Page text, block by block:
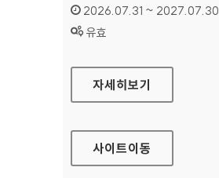
인증기간 :
2026.07.31 ~ 2027.07.30
상태 :
유효
식품안전나라
자세히보기
사이트이동